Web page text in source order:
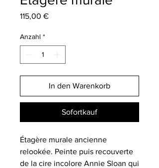
115,00 €Preis
Anzahl *
In den Warenkorb
Sofortkauf
Étagère murale ancienne
relookée. Peinte puis recouverte
de la cire incolore Annie Sloan qui